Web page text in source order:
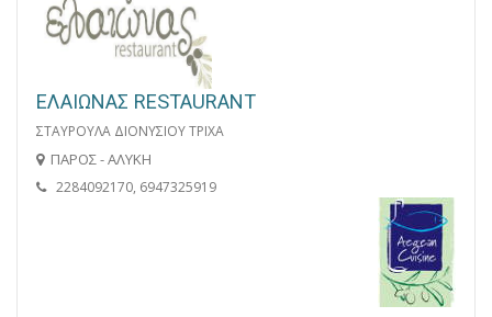
ΕΛΑΙΩΝΑΣ RESTAURANT
ΣΤΑΥΡΟΥΛΑ ΔΙΟΝΥΣΙΟΥ ΤΡΙΧΑ
ΠΑΡΟΣ - ΑΛΥΚΗ
2284092170, 6947325919